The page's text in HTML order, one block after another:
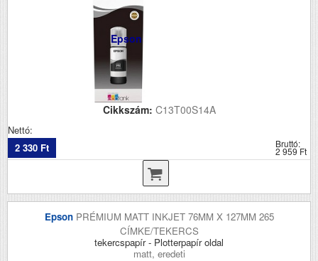
Epson
Cikkszám: C13T00S14A
Nettó:
2 330 Ft
Bruttó:
2 959 Ft
Epson PRÉMIUM MATT INKJET 76MM X 127MM 265
CÍMKE/TEKERCS
tekercspapír - Plotterpapír oldal
matt, eredeti